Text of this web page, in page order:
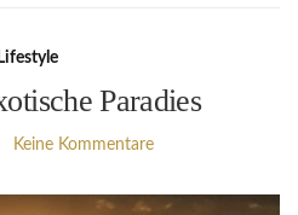
Lifestyle
Paradies
Keine Kommentare